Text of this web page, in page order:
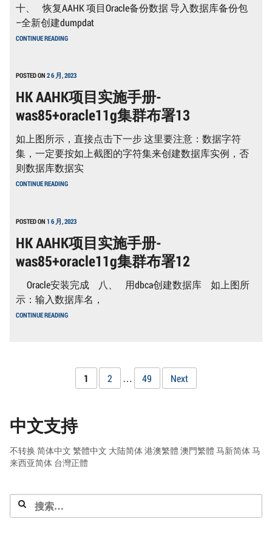
布
署
15
十、 恢复AAHK 项目Oracle备份数据 导入数据库备份包
–全新创建dumpdat
CONTINUE READING
AAHK
实
手
册-
WAS85+ORACLE11G
集
布
署
14
POSTED ON 2 6 月, 2023
HK AAHK项目实施手册-
was85+oracle11g集群布署13
如上图所示，直接点击下一步 这里要注意：数据字符
集，一定要按如上截图的字符集来创建数据库实例，否
则数据库数据实
CONTINUE READINGHK
AAHK
实
手
册-
WAS85+ORACLE11G
集
布
署
13
POSTED ON 1 6 月, 2023
HK AAHK项目实施手册-
was85+oracle11g集群布署12
Oracle安装完成 八、 用dbca创建数据库 如上图所
示：输入数据库名，
CONTINUE READING
AAHK
WAS85+ORACLE11G
布
署
12
分
页
Page
1 Page
2 … Page
49 Next
中文支持
不转换 简体中文 繁體中文 大陆简体港澳繁體 澳門繁體 马新简体马
来西亚简体 台灣正體
搜
索：